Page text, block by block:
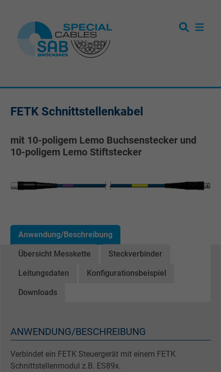
FETK Schnittstellenkabel
mit 10-poligem Lemo Buchsenstecker und
10-poligem Lemo Stiftstecker
Anwendung/Beschreibung
Übersicht Messkette Steckverbinder
Leitungsdaten Konfigurationsbeispiel
Downloads
ANWENDUNG/BESCHREIBUNG
Verbindet ein FETK Steuergerät mit einem FETK
Schnittstellenmodul z.B. ES89x.